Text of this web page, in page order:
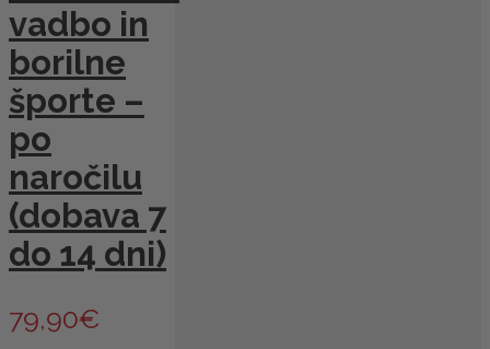
vadbo in
borilne
športe –
po
naročilu
(dobava 7
do 14 dni)
79,90€